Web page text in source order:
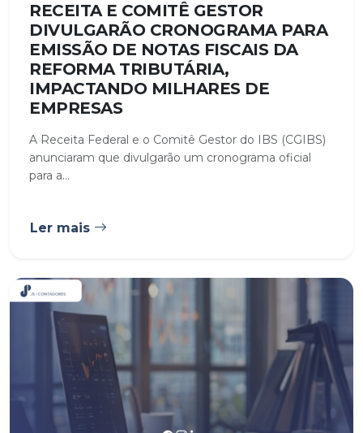
RECEITA E COMITÊ GESTOR
DIVULGARÃO CRONOGRAMA PARA
EMISSÃO DE NOTAS FISCAIS DA
REFORMA TRIBUTÁRIA,
IMPACTANDO MILHARES DE
EMPRESAS
A Receita Federal e o Comitê Gestor do IBS (CGIBS)
anunciaram que divulgarão um cronograma oficial
para a...
Ler mais